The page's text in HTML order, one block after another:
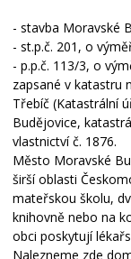
- stavba Moravské
- st.p.č. 201, o
- p.p.č. 113/3, o
zapsané v katastru
Třebíč (Katastrální
Budějovice,
vlastnictví č. 1876.
Město Moravské
širší oblasti
mateřskou školu,
knihovně nebo na
obci poskytují
Nalezneme zde